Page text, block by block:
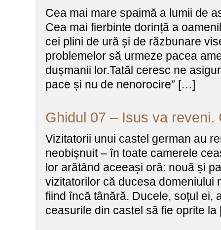
Cea mai mare spaimă a lumii de
Cea mai fierbinte dorință a
cei plini de ură și de răzbunare
problemelor să urmeze pacea
dușmanii lor.Tatăl ceresc ne
pace și nu de nenorocire” […]
Ghidul 07 – Isus va reveni.
Vizitatorii unui castel german au
neobișnuit – în toate camerele
lor arătând aceeași oră: nouă și
vizitatorilor că ducesa domeniului
fiind încă tânără. Ducele, soțul ei,
ceasurile din castel să fie oprite